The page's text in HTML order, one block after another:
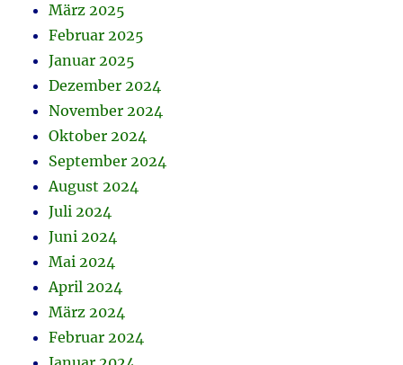
März 2025
Februar 2025
Januar 2025
Dezember 2024
November 2024
Oktober 2024
September 2024
August 2024
Juli 2024
Juni 2024
Mai 2024
April 2024
März 2024
Februar 2024